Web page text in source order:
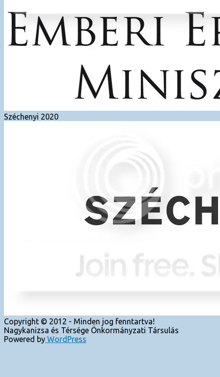
Széchenyi 2020
Copyright © 2012 - Minden jog fenntartva!
Nagykanizsa és Térsége Önkormányzati Társulás
Powered by WordPress